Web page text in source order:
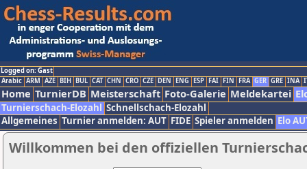
Logged on: Gast
Arabic ARM AZE BIH BUL CAT CHN CRO CZE DEN ENG ESP FAI FIN FRA GER GRE INA
Home TurnierDB Meisterschaft Foto-Galerie Meldekartei
Turnierschach-Elozahl Schnellschach-Elozahl
Allgemeines Turnier anmelden: AUT FIDE Spieler anmelden Elo
Willkommen bei den offiziellen